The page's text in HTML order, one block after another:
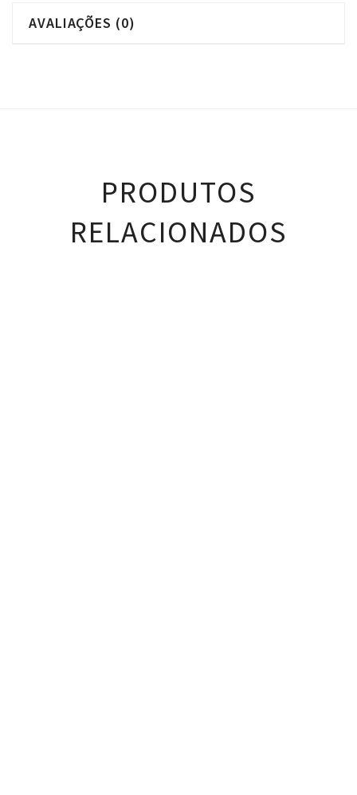
AVALIAÇÕES (0)
PRODUTOS
RELACIONADOS